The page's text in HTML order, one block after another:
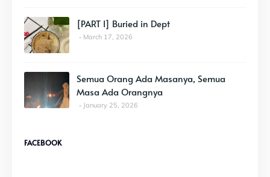
[PART I] Buried in Dept
March 17, 2026
Semua Orang Ada Masanya, Semua
Masa Ada Orangnya
January 25, 2026
FACEBOOK